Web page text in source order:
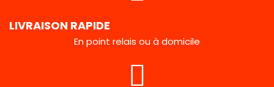
LIVRAISON RAPIDE
En point relais ou à domicile